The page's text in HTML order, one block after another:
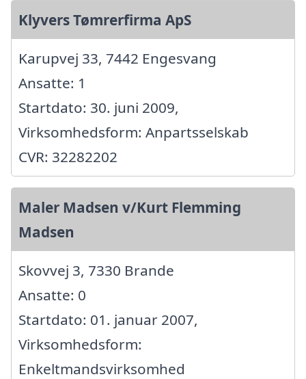
Klyvers Tømrerfirma ApS
Karupvej 33, 7442 Engesvang
Ansatte: 1
Startdato: 30. juni 2009,
Virksomhedsform: Anpartsselskab
CVR: 32282202
Maler Madsen v/Kurt Flemming
Madsen
Skovvej 3, 7330 Brande
Ansatte: 0
Startdato: 01. januar 2007,
Virksomhedsform:
Enkeltmandsvirksomhed